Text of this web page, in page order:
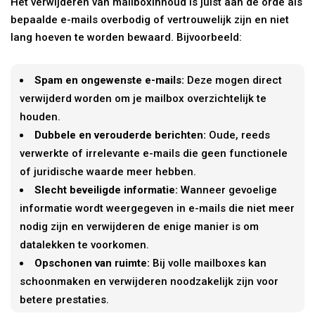
bepaalde e-mails overbodig of vertrouwelijk zijn en niet
lang hoeven te worden bewaard. Bijvoorbeeld:
Spam en ongewenste e-mails: Deze mogen direct
verwijderd worden om je mailbox overzichtelijk te
houden.
Dubbele en verouderde berichten: Oude, reeds
verwerkte of irrelevante e-mails die geen functionele
of juridische waarde meer hebben.
Slecht beveiligde informatie: Wanneer gevoelige
informatie wordt weergegeven in e-mails die niet meer
nodig zijn en verwijderen de enige manier is om
datalekken te voorkomen.
Opschonen van ruimte: Bij volle mailboxes kan
schoonmaken en verwijderen noodzakelijk zijn voor
betere prestaties.